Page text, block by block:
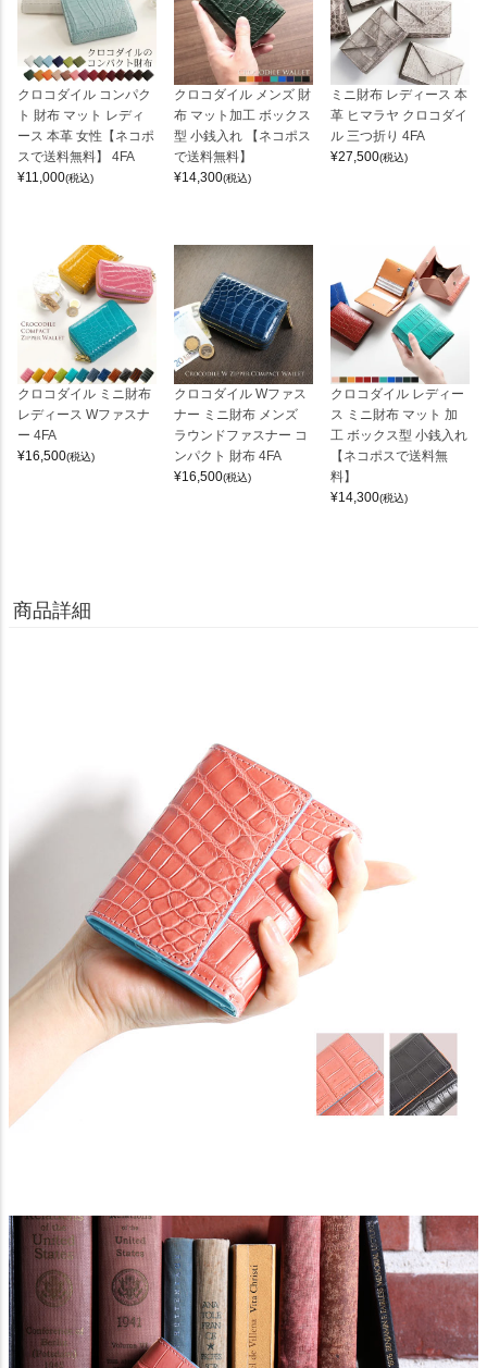
クロコダイル コンパク
ト 財布 マット レディ
ース 本革 女性【ネコポ
スで送料無料】 4FA
¥11,000(税込)
クロコダイル メンズ 財
布 マット加工 ボックス
型 小銭入れ 【ネコポス
で送料無料】
¥14,300(税込)
ミニ財布 レディース 本
革 ヒマラヤ クロコダイ
ル 三つ折り 4FA
¥27,500(税込)
クロコダイル ミニ財布
レディース Wファスナ
ー 4FA
¥16,500(税込)
クロコダイル Wファス
ナー ミニ財布 メンズ
ラウンドファスナー コ
ンパクト 財布 4FA
¥16,500(税込)
クロコダイル レディー
ス ミニ財布 マット 加
工 ボックス型 小銭入れ
【ネコポスで送料無
料】
¥14,300(税込)
商品詳細